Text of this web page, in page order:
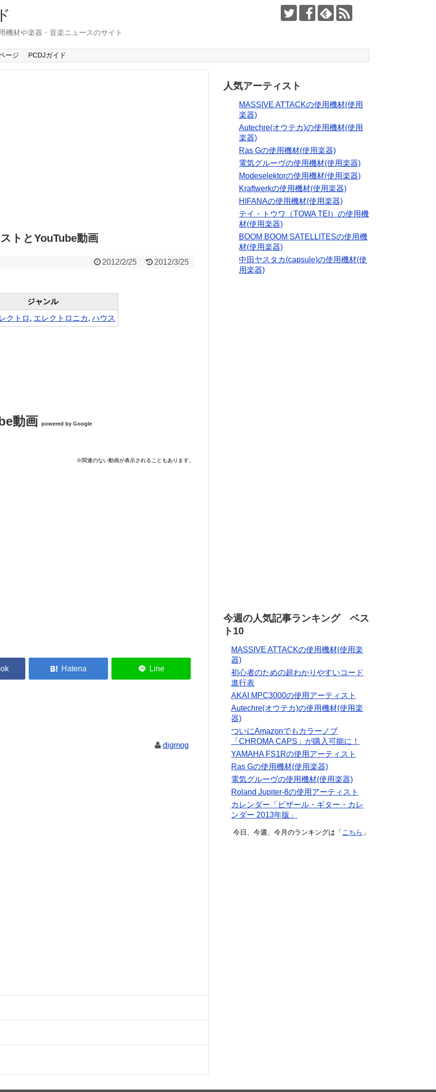
機材や楽器・音楽ニュースのサイト
ージ PCDJガイド
トとYouTube動画
2012/2/25 2012/3/25
ジャンル
クトロ , エレクトロニカ, ハウス
動画 powered by Google
※関連のない動画が表示されることもあります。
digmog
人気アーティスト
MASSIVE ATTACKの使用機材(使用
楽器)
Autechre(オウテカ)の使用機材(使用
楽器)
Ras Gの使用機材(使用楽器)
電気グルーヴの使用機材(使用楽器)
Modeselektorの使用機材(使用楽器)
Kraftwerkの使用機材(使用楽器)
HIFANAの使用機材(使用楽器)
テイ・トウワ（TOWA TEI）の使用機
材(使用楽器)
BOOM BOOM SATELLITESの使用機
材(使用楽器)
中田ヤスタカ(capsule)の使用機材(使
用楽器)
今週の人気記事ランキング ベス
ト10
MASSIVE ATTACKの使用機材(使用楽
器)
初心者のための超わかりやすいコード
進行表
AKAI MPC3000の使用アーティスト
Autechre(オウテカ)の使用機材(使用楽
器)
ついにAmazonでもカラーノブ
「CHROMA CAPS」が購入可能に！
YAMAHA FS1Rの使用アーティスト
Ras Gの使用機材(使用楽器)
電気グルーヴの使用機材(使用楽器)
Roland Jupiter-8の使用アーティスト
カレンダー「ビザール・ギター・カレ
ンダー 2013年版」
今日、今週、今月のランキングは「こちら 」